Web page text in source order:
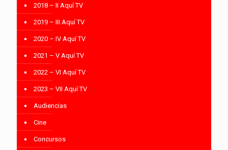
2018 – II Aquí TV
2019 – III Aquí TV
2020 – IV Aquí TV
2021 – V Aquí TV
2022 – VI Aquí TV
2023 – VII Aquí TV
Audiencias
Cine
Concursos